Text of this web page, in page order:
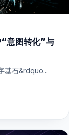
意图转化”与
基石&rdquo...